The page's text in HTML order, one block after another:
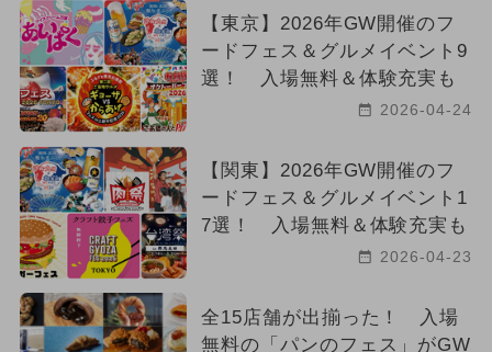
【東京】2026年GW開催のフ
ードフェス＆グルメイベント9
選！ 入場無料＆体験充実も
2026-04-24
【関東】2026年GW開催のフ
ードフェス＆グルメイベント1
7選！ 入場無料＆体験充実も
2026-04-23
全15店舗が出揃った！ 入場
無料の「パンのフェス」がGW